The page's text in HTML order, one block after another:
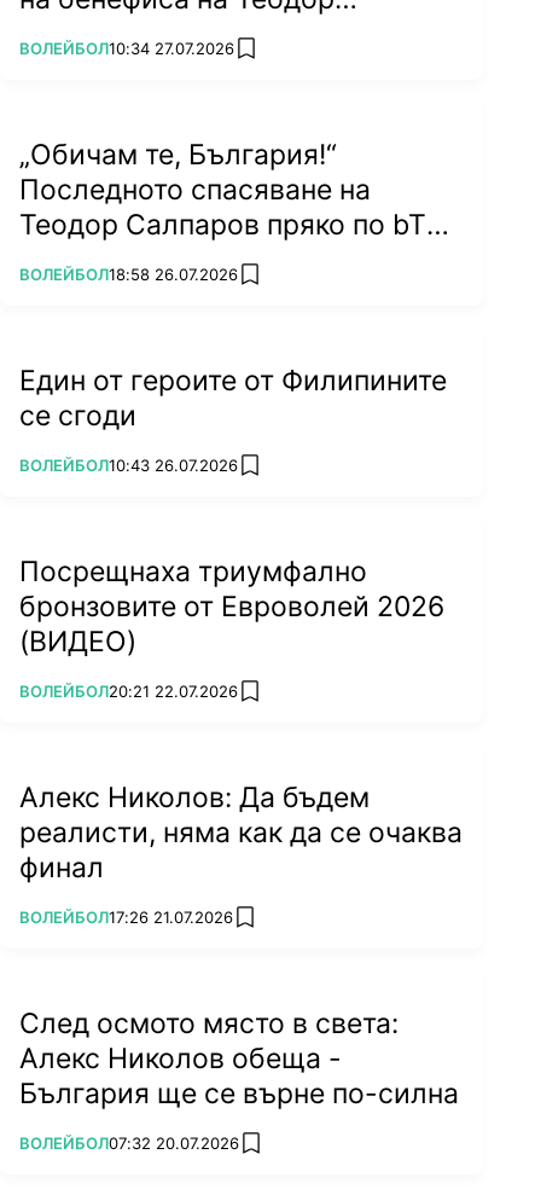
Салпаров
ПОВЕЧЕ ОТ
ВОЛЕЙБОЛ10:34 27.07.2026 add favorites
„Обичам те, България!“
Последното спасяване на
Теодор Салпаров пряко по bTV
на 5 септември (ВИДЕО)
ПОВЕЧЕ ОТ
ВОЛЕЙБОЛ18:58 26.07.2026 add favorites
Един от героите от Филипините
се сгоди
ПОВЕЧЕ ОТ
ВОЛЕЙБОЛ10:43 26.07.2026 add favorites
Посрещнаха триумфално
бронзовите от Евроволей 2026
(ВИДЕО)
ПОВЕЧЕ ОТ
ВОЛЕЙБОЛ20:21 22.07.2026 add favorites
Алекс Николов: Да бъдем
реалисти, няма как да се очаква
финал
ПОВЕЧЕ ОТ
ВОЛЕЙБОЛ17:26 21.07.2026 add favorites
След осмото място в света:
Алекс Николов обеща -
България ще се върне по-силна
ПОВЕЧЕ ОТ
ВОЛЕЙБОЛ07:32 20.07.2026 add favorites